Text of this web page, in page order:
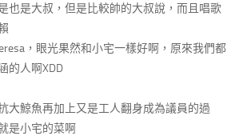
也是大叔，但是比較帥的大叔說，而且唱歌
，眼光果然和小宅一樣好啊，原來我們都
的人啊XDD
大鯨魚再加上又是工人翻身成為議員的過
是小宅的菜啊